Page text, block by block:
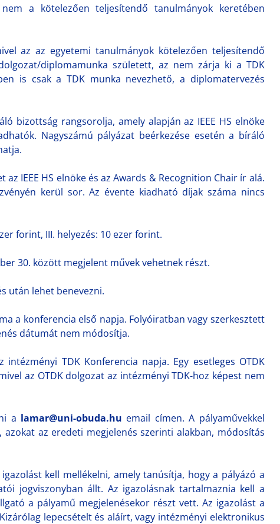
a kötelezően teljesítendő tanulmányok keretében
az az egyetemi tanulmányok kötelezően teljesítendő
diplomamunka született, az nem zárja ki a TDK
is csak a TDK munka nevezhető, a diplomatervezés
bizottság rangsorolja, amely alapján az IEEE HS elnöke
Nagyszámú pályázat beérkezése esetén a bíráló
IEEE HS elnöke és az Awards & Recognition Chair ír alá.
kerül sor. Az évente kiadható díjak száma nincs
forint, III. helyezés: 10 ezer forint.
30. között megjelent művek vehetnek részt.
után lehet benevezni.
a konferencia első napja. Folyóiratban vagy szerkesztett
dátumát nem módosítja.
TDK Konferencia napja. Egy esetleges OTDK
az OTDK dolgozat az intézményi TDK-hoz képest nem
a lamar@uni-obuda.hu email címen. A pályaművekkel
az eredeti megjelenés szerinti alakban, módosítás
kell mellékelni, amely tanúsítja, hogy a pályázó a
jogviszonyban állt. Az igazolásnak tartalmaznia kell a
a pályamű megjelenésekor részt vett. Az igazolást a
lepecsételt és aláírt, vagy intézményi elektronikus